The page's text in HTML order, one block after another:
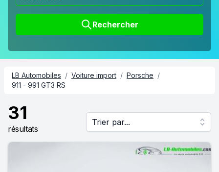
Rechercher
LB Automobiles / Voiture import / Porsche /
911 - 991 GT3 RS
31
résultats
Trier par...